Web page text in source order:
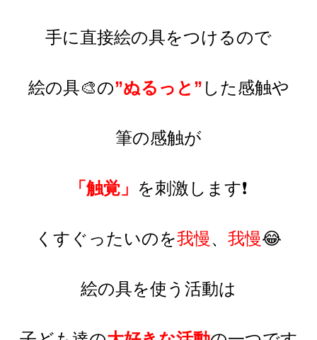
手に直接絵の具をつけるので
絵の具🎨の”ぬるっと” した感触や
筆の感触が
「触覚」 を刺激します❗
くすぐったいのを我慢、 我慢😂
絵の具を使う活動は